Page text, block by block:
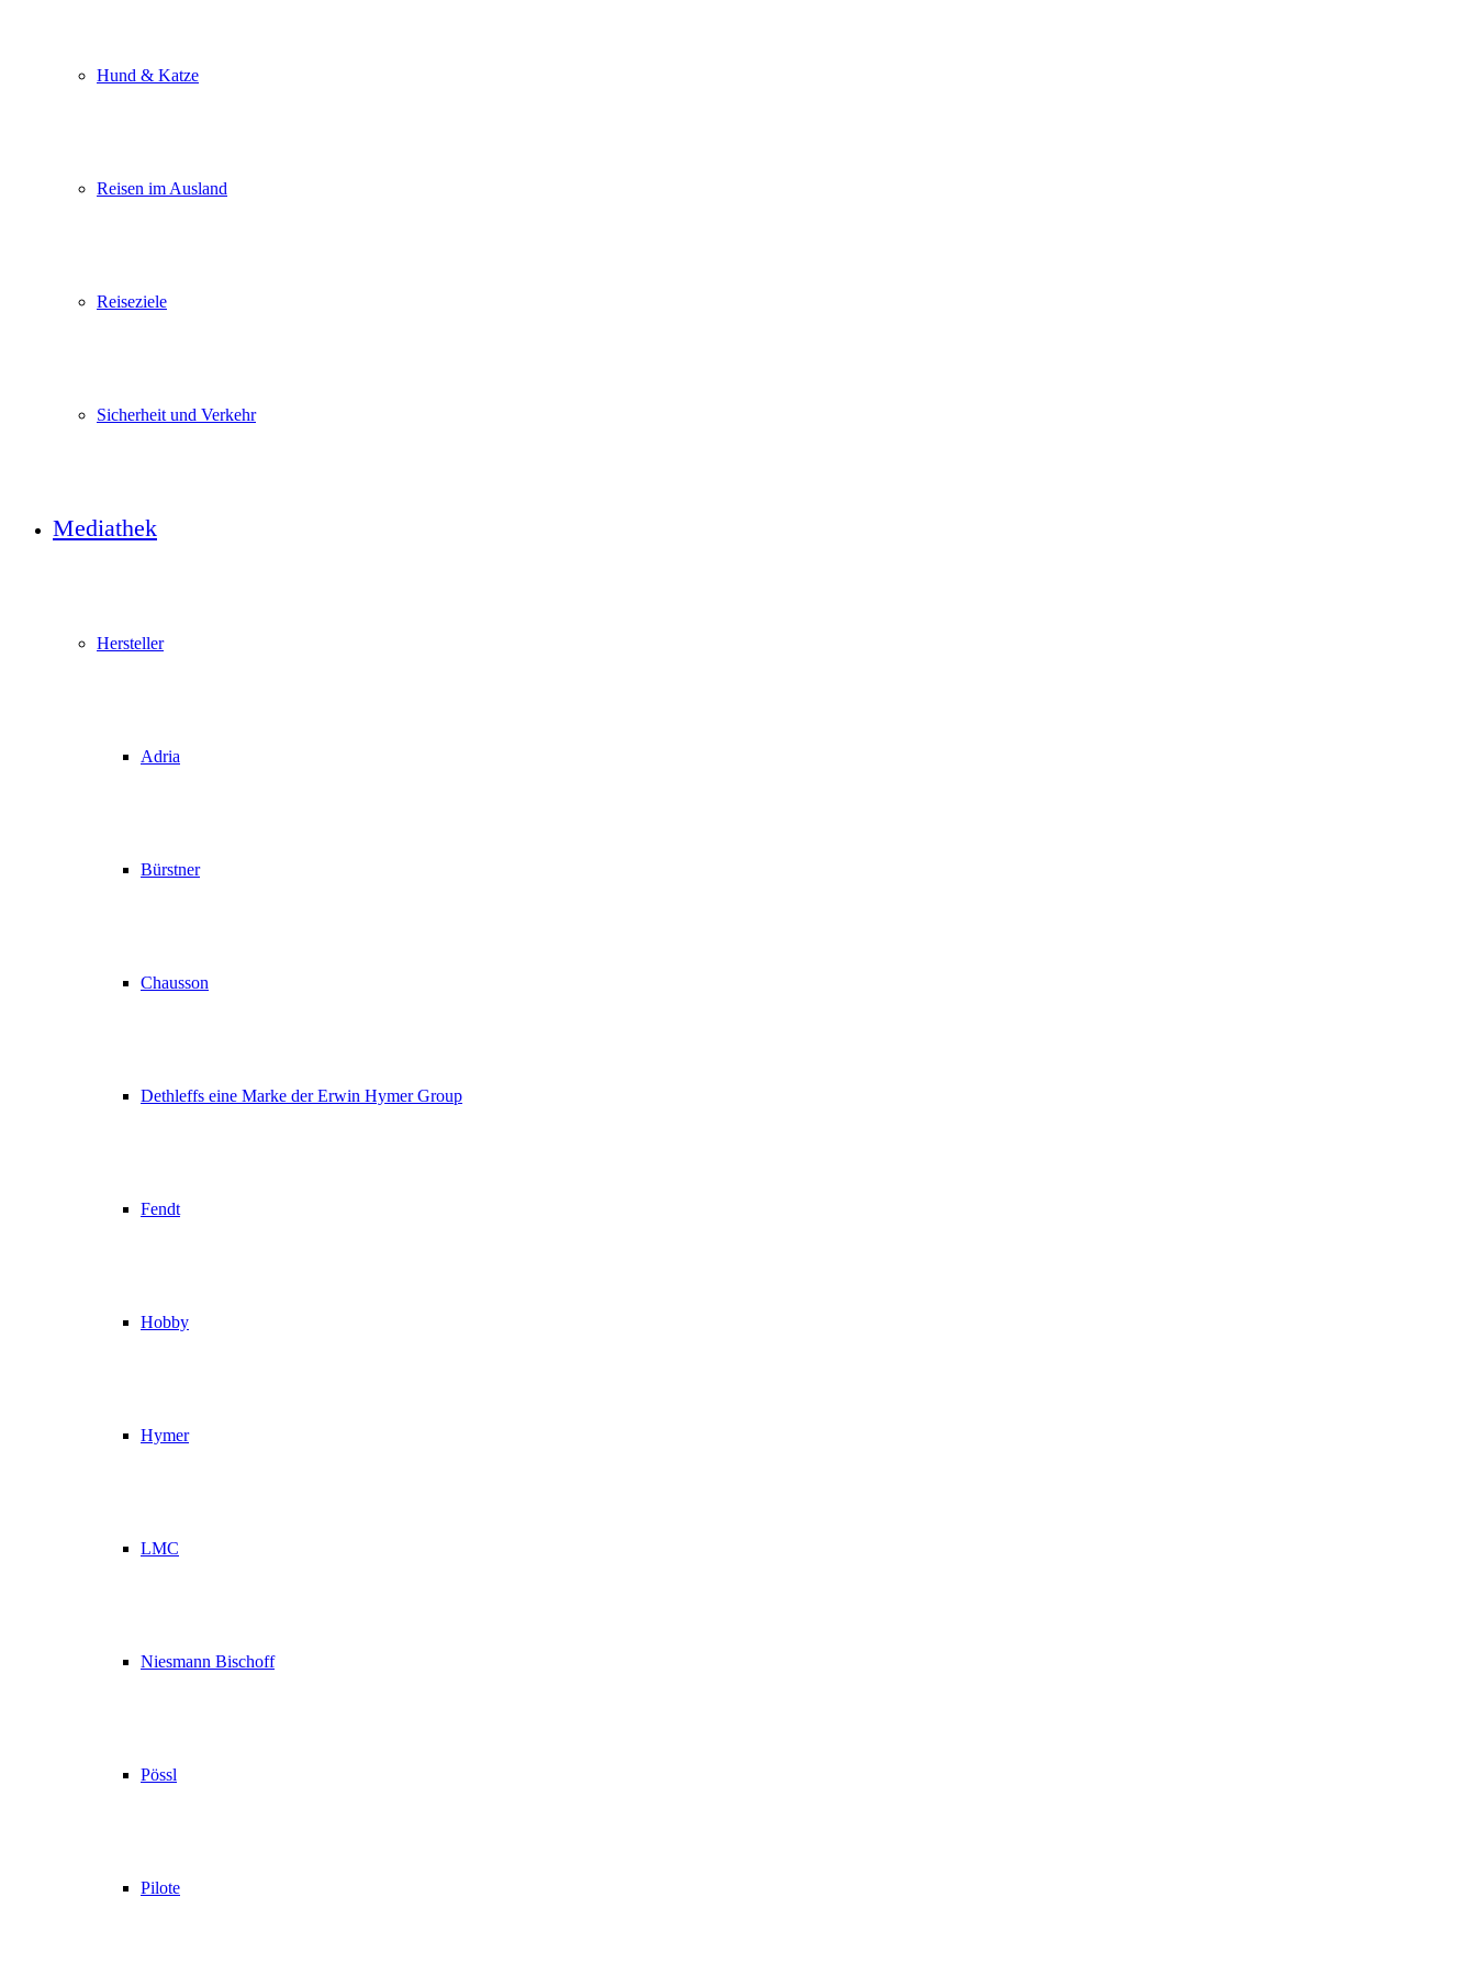
Hund & Katze
Reisen im Ausland
Reiseziele
Sicherheit und Verkehr
Mediathek
Hersteller
Adria
Bürstner
Chausson
Dethleffs eine Marke der Erwin Hymer Group
Fendt
Hobby
Hymer
LMC
Niesmann Bischoff
Pössl
Pilote